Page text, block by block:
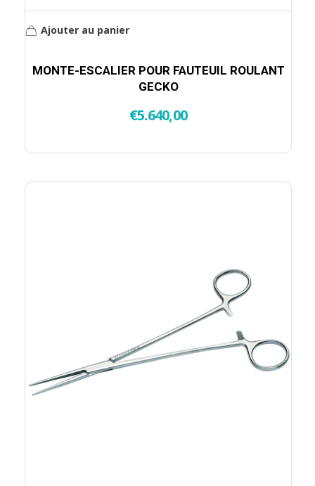
MONTE-ESCALIER POUR FAUTEUIL ROULANT
GECKO
€5.640,00
Ajouter au panier